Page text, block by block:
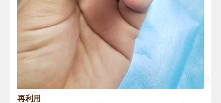
再利用